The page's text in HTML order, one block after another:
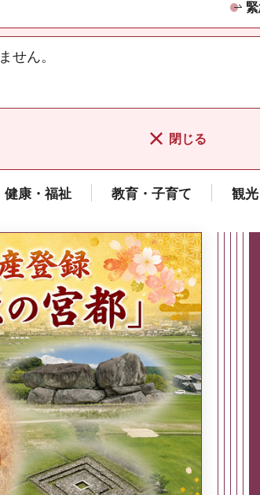
せん。
閉じる
健康・福祉 教育・子育て 観
県広報誌「県民だより奈良」
2026年8月号
奈良県政策集